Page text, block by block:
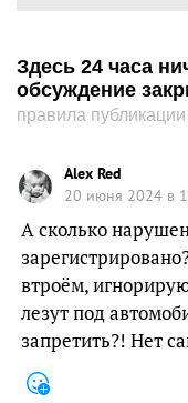
Здесь 24 часа
обсуждение
правила
Alex Red
20 июня 2024 в
А сколько
втроём,
лезут под
запретить?! Нет